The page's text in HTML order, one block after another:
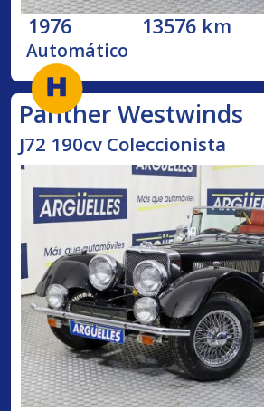
1976 13576 km
Automático
Panther Westwinds
J72 190cv Coleccionista